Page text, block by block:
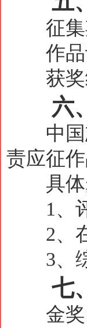
征集
作品
获奖
六、
中国志
责应征作
具体
1、评
2、在
3、综
七、
金奖1